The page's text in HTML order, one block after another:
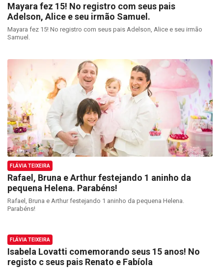
Mayara fez 15! No registro com seus pais
Adelson, Alice e seu irmão Samuel.
Mayara fez 15! No registro com seus pais Adelson, Alice e seu irmão
Samuel.
FLÁVIA TEIXEIRA
Rafael, Bruna e Arthur festejando 1 aninho da
pequena Helena. Parabéns!
Rafael, Bruna e Arthur festejando 1 aninho da pequena Helena.
Parabéns!
FLÁVIA TEIXEIRA
Isabela Lovatti comemorando seus 15 anos! No
registo c seus pais Renato e Fabíola